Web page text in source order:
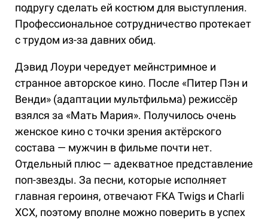
подругу сделать ей костюм для выступления.
Профессиональное сотрудничество протекает
с трудом из-за давних обид.
Дэвид Лоури чередует мейнстримное и
странное авторское кино. После «Питер Пэн и
Венди» (адаптации мультфильма) режиссёр
взялся за «Мать Мария». Получилось очень
женское кино с точки зрения актёрского
состава — мужчин в фильме почти нет.
Отдельный плюс — адекватное представление
поп-звезды. За песни, которые исполняет
главная героиня, отвечают FKA Twigs и Charli
XCX, поэтому вполне можно поверить в успех